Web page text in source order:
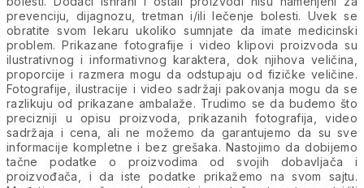
prevenciju, dijagnozu, tretman i/ili lečenje bolesti. Uvek se
obratite svom lekaru ukoliko sumnjate da imate medicinski
problem. Prikazane fotografije i video klipovi proizvoda su
ilustrativnog i informativnog karaktera, dok njihova veličina,
proporcije i razmera mogu da odstupaju od fizičke veličine.
Fotografije, ilustracije i video sadržaji pakovanja mogu da se
razlikuju od prikazane ambalaže. Trudimo se da budemo što
precizniji u opisu proizvoda, prikazanih fotografija, video
sadržaja i cena, ali ne možemo da garantujemo da su sve
informacije kompletne i bez grešaka. Nastojimo da dobijemo
tačne podatke o proizvodima od svojih dobavljača i
proizvođača, i da iste podatke prikažemo na svom sajtu.